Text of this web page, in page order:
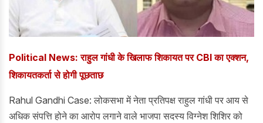
Political News: राहुल गांधी के खिलाफ शिकायत पर CBI का एक्शन,
शिकायतकर्ता से होगी पूछताछ
Rahul Gandhi Case: लोकसभा में नेता प्रतिपक्ष राहुल गांधी पर आय से
अधिक संपत्ति होने का आरोप लगाने वाले भाजपा सदस्य विग्नेश शिशिर को